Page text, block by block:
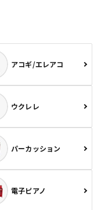
アコギ/エレアコ
ウクレレ
パーカッション
電子ピアノ